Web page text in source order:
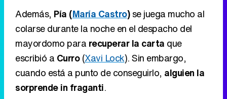
Además, Pía (María Castro)se juega mucho al
colarse durante la noche en el despacho del
mayordomo para recuperar la carta que
escribió a Curro(Xavi Lock). Sin embargo,
cuando está a punto de conseguirlo, alguien la
sorprende in fraganti.